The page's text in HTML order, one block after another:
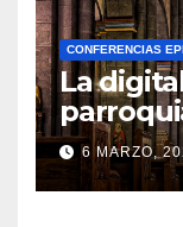
CONFERENCIAS
La
realidad
la Iglesia
6 MARZO,